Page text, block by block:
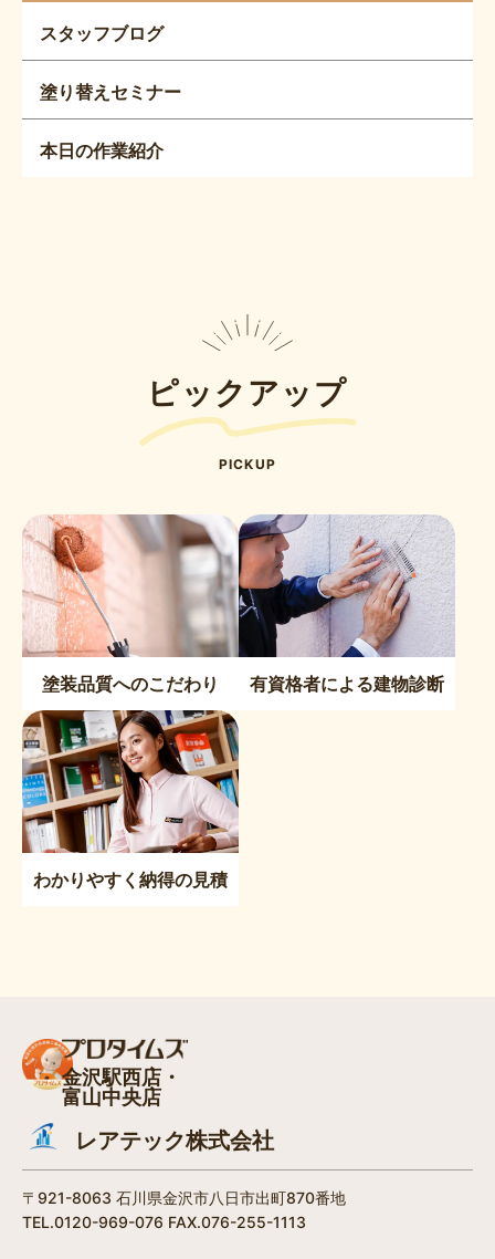
スタッフブログ
塗り替えセミナー
本日の作業紹介
ピックアップ
PICKUP
塗装品質へのこだわり 有資格者による建物診断
わかりやすく納得の見積
金沢駅西店・
富山中央店
レアテック株式会社
〒921-8063 石川県金沢市八日市出町870番地
TEL.0120-969-076 FAX.076-255-1113